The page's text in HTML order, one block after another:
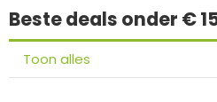
Beste deals onder €
Toon alles